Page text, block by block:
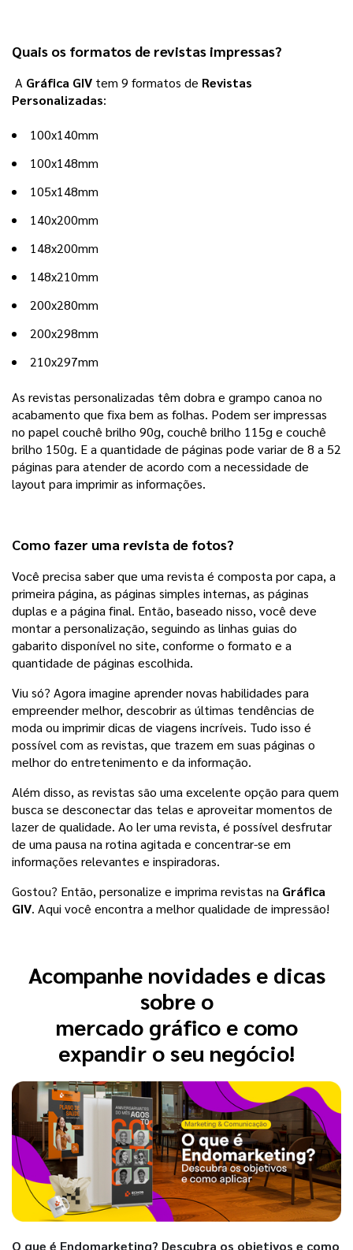
Quais os formatos de revistas impressas?
A Gráfica GIV tem 9 formatos de Revistas
Personalizadas:
100x140mm
100x148mm
105x148mm
140x200mm
148x200mm
148x210mm
200x280mm
200x298mm
210x297mm
As revistas personalizadas têm dobra e grampo canoa no
acabamento que fixa bem as folhas. Podem ser impressas
no papel couchê brilho 90g, couchê brilho 115g e couchê
brilho 150g. E a quantidade de páginas pode variar de 8 a 52
páginas para atender de acordo com a necessidade de
layout para imprimir as informações.
Como fazer uma revista de fotos?
Você precisa saber que uma revista é composta por capa, a
primeira página, as páginas simples internas, as páginas
duplas e a página final. Então, baseado nisso, você deve
montar a personalização, seguindo as linhas guias do
gabarito disponível no site, conforme o formato e a
quantidade de páginas escolhida.
Viu só? Agora imagine aprender novas habilidades para
empreender melhor, descobrir as últimas tendências de
moda ou imprimir dicas de viagens incríveis. Tudo isso é
possível com as revistas, que trazem em suas páginas o
melhor do entretenimento e da informação.
Além disso, as revistas são uma excelente opção para quem
busca se desconectar das telas e aproveitar momentos de
lazer de qualidade. Ao ler uma revista, é possível desfrutar
de uma pausa na rotina agitada e concentrar-se em
informações relevantes e inspiradoras.
Gostou? Então, personalize e imprima revistas na Gráfica
GIV. Aqui você encontra a melhor qualidade de impressão!
Acompanhe novidades e dicas
sobre o
mercado gráfico e como
expandir o seu negócio!
O que é Endomarketing? Descubra os objetivos e como